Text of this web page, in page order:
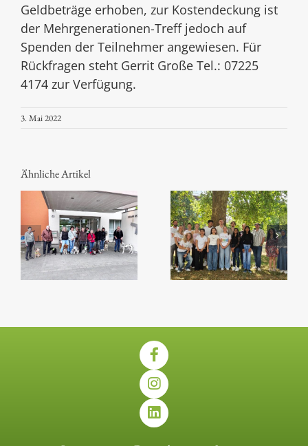
Geldbeträge erhoben, zur Kostendeckung ist
der Mehrgenerationen-Treff jedoch auf
Spenden der Teilnehmer angewiesen. Für
Rückfragen steht Gerrit Große Tel.: 07225
4174 zur Verfügung.
3. Mai 2022
Ähnliche Artikel